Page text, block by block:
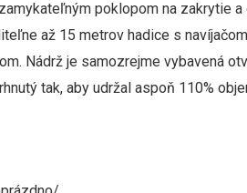
poklopom na zakrytie
až 15 metrov hadice s
Nádrž je samozrejme vybavená
tak, aby udržal aspoň 110%